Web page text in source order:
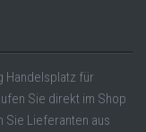
Handelsplatz für
Sie direkt im Shop
Sie Lieferanten aus